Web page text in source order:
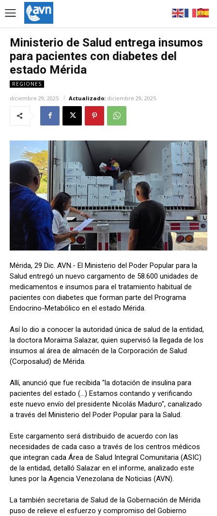
Ministerio de Salud entrega insumos
para pacientes con diabetes del
estado Mérida
REGIONES
diciembre 29, 2025 Actualizado: diciembre 29, 2025
Mérida, 29 Dic. AVN.- El Ministerio del Poder Popular para la
Salud entregó un nuevo cargamento de 58.600 unidades de
medicamentos e insumos para el tratamiento habitual de
pacientes con diabetes que forman parte del Programa
Endocrino-Metabólico en el estado Mérida.
Así lo dio a conocer la autoridad única de salud de la entidad,
la doctora Moraima Salazar, quien supervisó la llegada de los
insumos al área de almacén de la Corporación de Salud
(Corposalud) de Mérida.
Allí, anunció que fue recibida "la dotación de insulina para
pacientes del estado (...) Estamos contando y verificando
este nuevo envío del presidente Nicolás Maduro", canalizado
a través del Ministerio del Poder Popular para la Salud.
Este cargamento será distribuido de acuerdo con las
necesidades de cada caso a través de los centros médicos
que integran cada Área de Salud Integral Comunitaria (ASIC)
de la entidad, detalló Salazar en el informe, analizado este
lunes por la Agencia Venezolana de Noticias (AVN).
La también secretaria de Salud de la Gobernación de Mérida
puso de relieve el esfuerzo y compromiso del Gobierno